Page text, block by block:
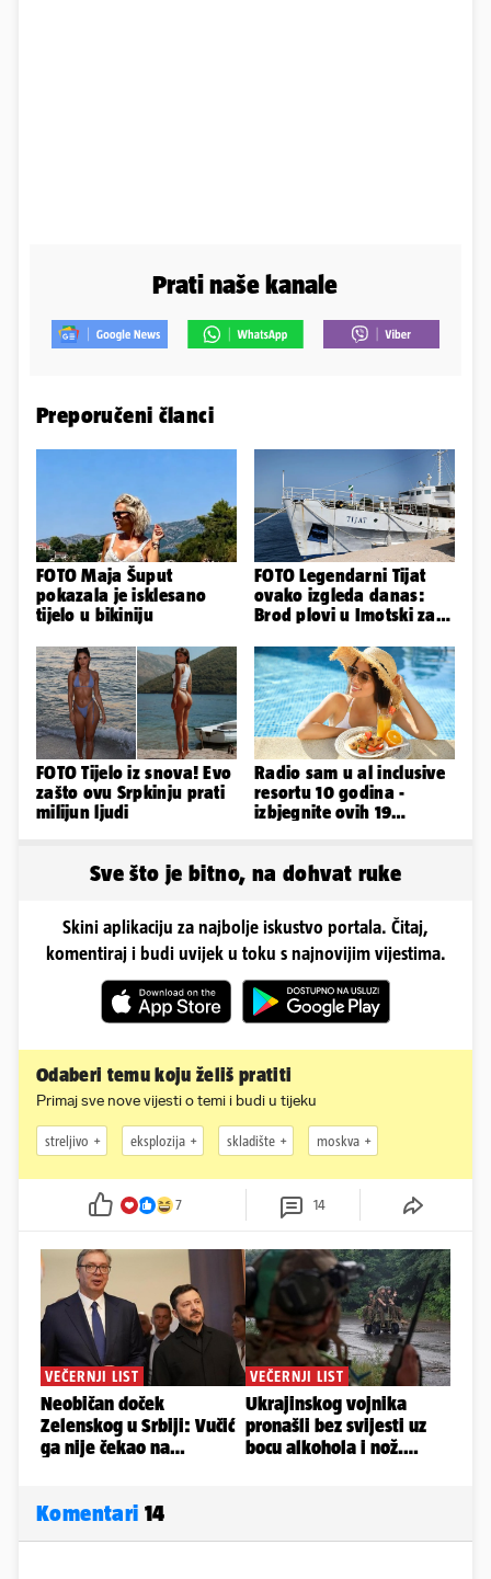
Prati naše kanale
Preporučeni članci
FOTO Maja Šuput
pokazala je isklesano
tijelo u bikiniju
FOTO Legendarni Tijat
ovako izgleda danas:
Brod plovi u Imotski za
FOTO Tijelo iz snova! Evo
zašto ovu Srpkinju prati
milijun ljudi
Radio sam u al inclusive
resortu 10 godina -
izbjegnite ovih 19
Sve što je bitno, na dohvat ruke
Skini aplikaciju za najbolje iskustvo portala. Čitaj,
komentiraj i budi uvijek u toku s najnovijim vijestima.
Odaberi temu koju želiš pratiti
Primaj sve nove vijesti o temi i budi u tijeku
streljivo eksplozija skladište moskva
7 14
Komentari 14